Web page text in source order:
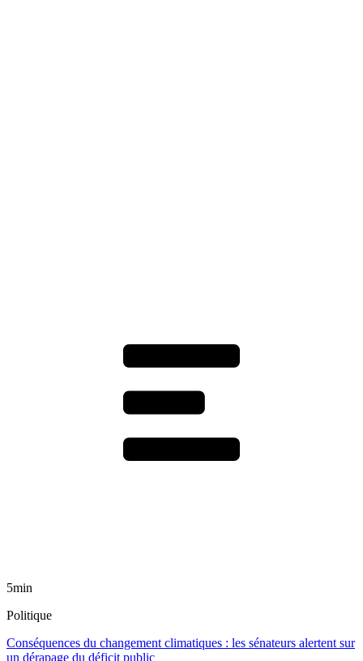
5min
Politique
Conséquences du changement climatiques : les sénateurs alertent sur
un dérapage du déficit public